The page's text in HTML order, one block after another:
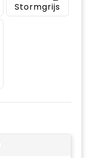
Stormgrijs